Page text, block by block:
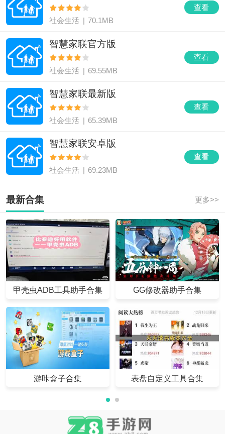
查看
社会生活 | 70.1MB
查看
智慧家联官方版
社会生活 | 69.55MB
查看
智慧家联最新版
社会生活 | 65.39MB
查看
智慧家联安卓版
社会生活 | 69.23MB
最新合集 更多>>
甲壳虫ADB工具助手合集 GG修改器助手合集
游咔盒子合集 表盘自定义工具合集